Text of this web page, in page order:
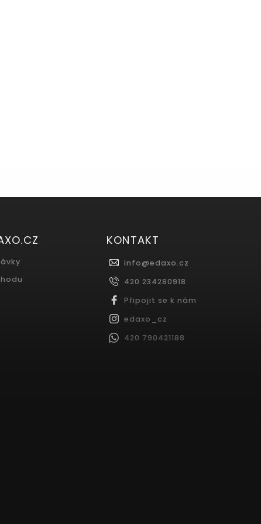
KONTAKT
info@edaxo.cz
420 234280918
Připojit se k nám
edaxo_cz
420 790421188